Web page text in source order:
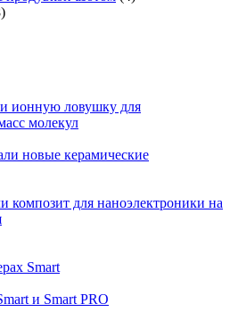
ионную ловушку для
молекул
новые керамические
композит для наноэлектроники на
Smart
и Smart PRO